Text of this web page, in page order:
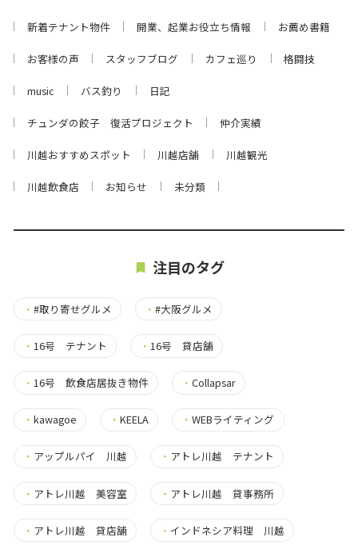
新着テナント物件 開業、起業お役立ち情報 お薦め書籍
お客様の声 スタッフブログ カフェ巡り 格闘技
music バス釣り 日記
チュンダの餃子 復活プロジェクト 仲介実績
川越おすすめスポット 川越店舗 川越観光
川越飲食店 お知らせ 未分類
注目のタグ
・ #取り寄せグルメ ・#大阪グルメ
・ 16号 テナント ・16号 貸店舗
・ 16号 飲食店居抜き物件 ・Collapsar
・ kawagoe ・KEELA ・WEBライティング
・ アップルパイ 川越 ・ アトレ川越 テナント
・ アトレ川越 美容室 ・ アトレ川越 貸事務所
・ アトレ川越 貸店舗 ・ インドネシア料理 川越